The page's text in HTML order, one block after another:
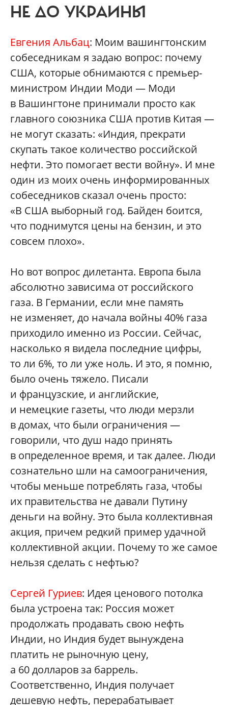
НЕ ДО УКРАИНЫ
Евгения Альбац: Моим вашингтонским
собеседникам я задаю вопрос: почему
США, которые обнимаются с премьер-
министром Индии Моди — Моди
в Вашингтоне принимали просто как
главного союзника США против Китая —
не могут сказать: «Индия, прекрати
скупать такое количество российской
нефти. Это помогает вести войну». И мне
один из моих очень информированных
собеседников сказал очень просто:
«В США выборный год. Байден боится,
что поднимутся цены на бензин, и это
совсем плохо».
Но вот вопрос дилетанта. Европа была
абсолютно зависима от российского
газа. В Германии, если мне память
не изменяет, до начала войны 40% газа
приходило именно из России. Сейчас,
насколько я видела последние цифры,
то ли 6%, то ли уже ноль. И это, я помню,
было очень тяжело. Писали
и французские, и английские,
и немецкие газеты, что люди мерзли
в домах, что были ограничения —
говорили, что душ надо принять
в определенное время, и так далее. Люди
сознательно шли на самоограничения,
чтобы меньше потреблять газа, чтобы
их правительства не давали Путину
деньги на войну. Это была коллективная
акция, причем редкий пример удачной
коллективной акции. Почему то же самое
нельзя сделать с нефтью?
Сергей Гуриев: Идея ценового потолка
была устроена так: Россия может
продолжать продавать свою нефть
Индии, но Индия будет вынуждена
платить не рыночную цену,
а 60 долларов за баррель.
Соответственно, Индия получает
дешевую нефть, перерабатывает